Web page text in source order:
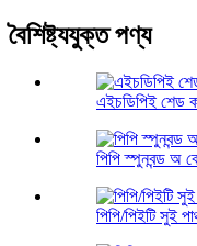
বৈশিষ্ট্যযুক্ত পণ্য
এইচডিপিই শেড
পিপি স্পুনবন্ড অ
পিপি/পিইটি সুই